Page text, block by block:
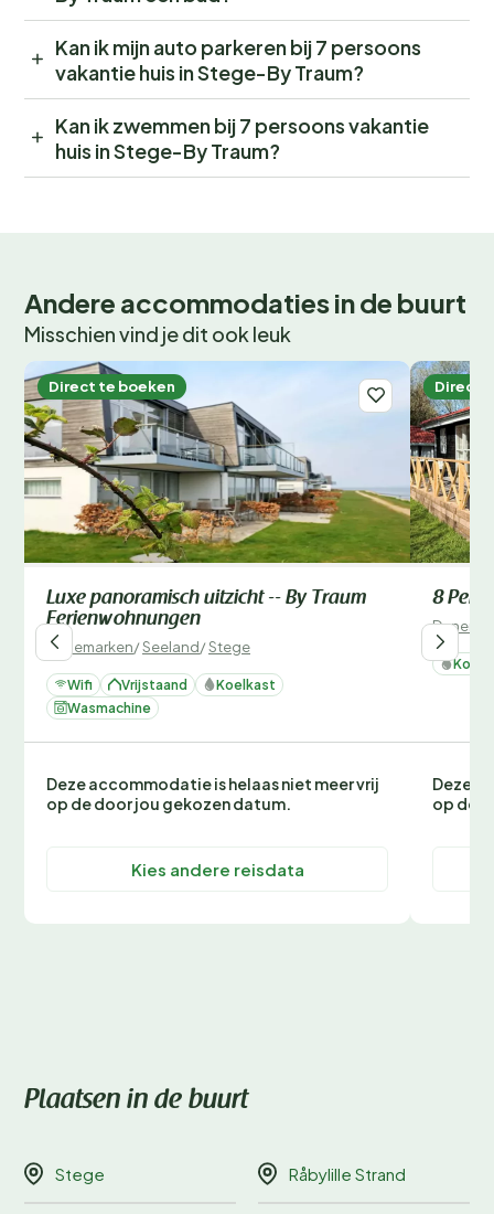
Kan ik mijn auto parkeren bij 7 persoons
vakantie huis in Stege-By Traum?
Kan ik zwemmen bij 7 persoons vakantie
huis in Stege-By Traum?
Andere accommodaties in de buurt
Misschien vind je dit ook leuk
Direct te boeken
Luxe panoramisch uitzicht -- By Traum
Ferienwohnungen
Denemarken/Seeland/Stege
Wifi Vrijstaand
Koelkast
Wasmachine
Deze accommodatie is helaas niet meer vrij
op de door jou gekozen datum.
Kies andere reisdata
Direct
8
Deze
op de
Plaatsen in de buurt
Stege Råbylille Strand